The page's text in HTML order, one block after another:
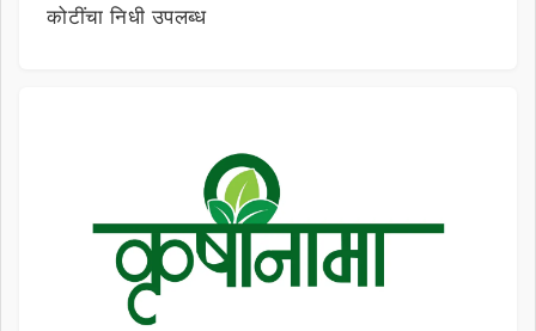
कोटींचा निधी उपलब्ध